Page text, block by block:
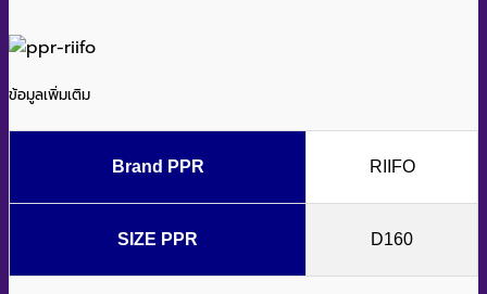
ข้อมูลเพิ่มเติม
Brand PPR RIIFO
SIZE PPR D160